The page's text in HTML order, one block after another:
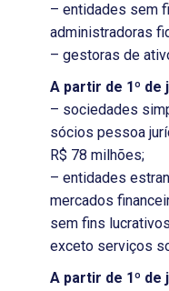
– entidades sem
administradoras
– gestoras de
A partir de 1º de
– sociedades
sócios pessoa
R$ 78 milhões;
– entidades
mercados
sem fins
exceto serviços
A partir de 1º de